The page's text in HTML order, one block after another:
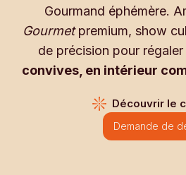
Gourmand éphémère.
Gourmetpremium, show
de précision pour
convives, en intérieur
Découvrir le
Demande de